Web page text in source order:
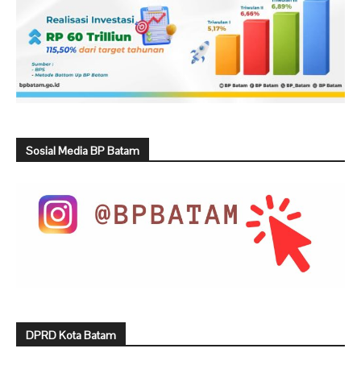
Sosial Media BP Batam
DPRD Kota Batam